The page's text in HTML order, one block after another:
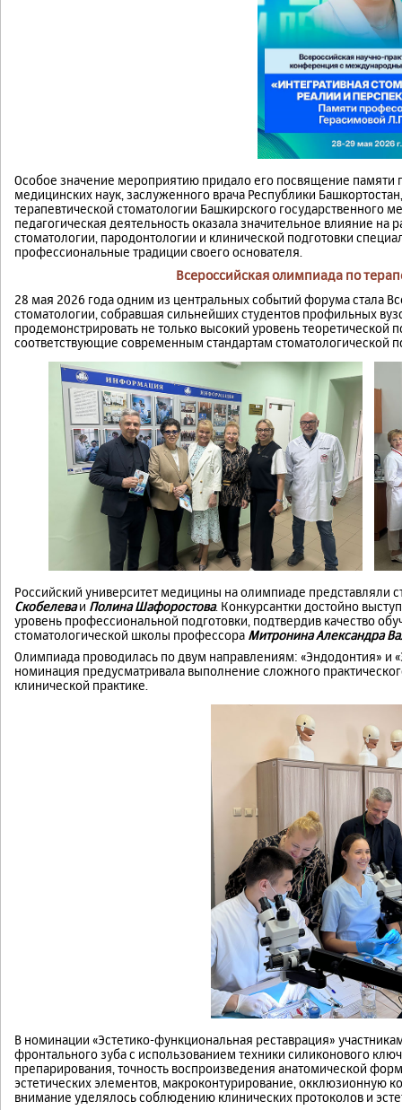
Особое значение мероприятию придало его посвящение
медицинских наук, заслуженного врача Республики
терапевтической стоматологии Башкирского государственного
педагогическая деятельность оказала значительное влияние на
стоматологии, пародонтологии и клинической подготовки
профессиональные традиции своего основателя.
Всероссийская олимпиада по
28 мая 2026 года одним из центральных событий форума стала
стоматологии, собравшая сильнейших студентов профильных
продемонстрировать не только высокий уровень теоретической
соответствующие современным стандартам стоматологической
Российский университет медицины на олимпиаде представляли
Скобелеваи Полина Шафоростова. Конкурсантки достойно
уровень профессиональной подготовки, подтвердив качество
стоматологической школы профессора Митронина Александра
Олимпиада проводилась по двум направлениям: «Эндодонтия» и
номинация предусматривала выполнение сложного
клинической практике.
В номинации «Эстетико-функциональная реставрация»
фронтального зуба с использованием техники силиконового
препарирования, точность воспроизведения анатомической
эстетических элементов, макроконтурирование, окклюзионную
внимание уделялось соблюдению клинических протоколов и